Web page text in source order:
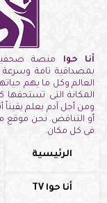
أنا حوا منصة صحفية
بمصداقية تامة
العالم وكل ما يهم
المكانة التى
ومن أجل آدم يعلم
أو التناقض. نحن موقع
فى كل مكان.
الرئيسية
أنا حوا TV